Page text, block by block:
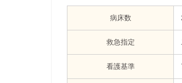
病床数
救急指定
看護基準